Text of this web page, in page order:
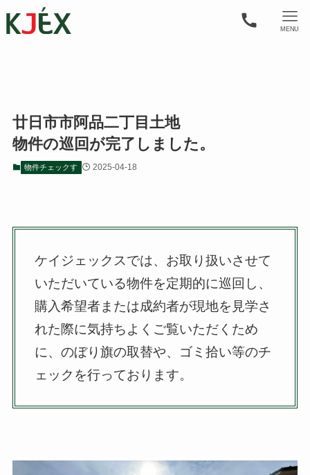
MENU
廿日市市阿品二丁目土地
物件の巡回が完了しました。
物件チェックす 2025-04-18
ケイジェックスでは、お取り扱いさせて
いただいている物件を定期的に巡回し、
購入希望者または成約者が現地を見学さ
れた際に気持ちよくご覧いただくため
に、のぼり旗の取替や、ゴミ拾い等のチ
ェックを行っております。